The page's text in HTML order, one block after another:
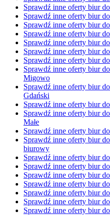
Sprawdź inne oferty biur
Sprawdź inne oferty biur
Sprawdź inne oferty biur
Sprawdź inne oferty biur
Sprawdź inne oferty biur
Sprawdź inne oferty biur
Sprawdź inne oferty biur
Sprawdź inne oferty biur
Migowo
Sprawdź inne oferty biur
Gdański
Sprawdź inne oferty biur
Sprawdź inne oferty biur
Małe
Sprawdź inne oferty biur
Sprawdź inne oferty biur
biurowy
Sprawdź inne oferty biur
Sprawdź inne oferty biur
Sprawdź inne oferty biur
Sprawdź inne oferty biur
Sprawdź inne oferty biur
Sprawdź inne oferty biur
Sprawdź inne oferty biur